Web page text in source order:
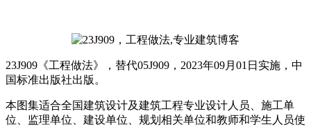
23J909《工程做法》，替代05J909，2023年09月01日实施，中
国标准出版社出版。
本图集适合全国建筑设计及建筑工程专业设计人员、施工单
位、监理单位、建设单位、规划相关单位和教师和学生人员使